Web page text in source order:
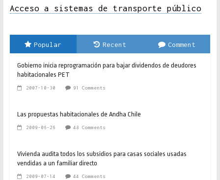
Acceso a sistemas de transporte público
Popular Recent Comment
Gobierno inicia reprogramación para bajar dividendos de deudores
habitacionales PET
2007-10-30 91 Comments
Las propuestas habitacionales de Andha Chile
2009-06-26 48 Comments
Vivienda audita todos los subsidios para casas sociales usadas
vendidas a un familiar directo
2009-07-14 44 Comments